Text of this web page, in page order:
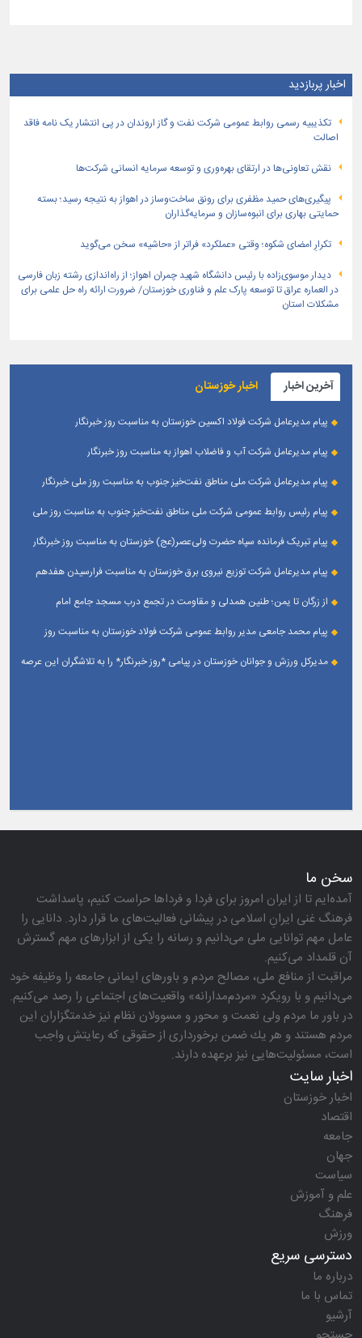
اخبار پربازدید
تكذیبیه رسمی روابط عمومی شركت نفت و گاز اروندان در پی انتشار یک نامه فاقد
اصالت
نقش تعاونی‌ها در ارتقای بهره‌وری و توسعه سرمایه انسانی شرکت‌ها
پیگیری‌های حمید مظفری برای رونق ساخت‌وساز در اهواز به نتیجه رسید؛ بسته
حمایتی بهاری برای انبوه‌سازان و سرمایه‌گذاران
تکرارِ امضای شکوه؛ وقتی «عملکرد» فراتر از «حاشیه» سخن می‌گوید
دیدار موسوی‌زاده با رئیس دانشگاه شهید چمران اهواز؛ از راه‌اندازی رشته زبان فارسی
در العماره عراق تا توسعه پارک علم و فناوری خوزستان/ ضرورت ارائه راه حل علمی برای
مشکلات استان
آخرین اخبار اخبار خوزستان
پیام مدیرعامل شرکت فولاد اکسین خوزستان به مناسبت روز خبرنگار
پیام مدیرعامل شرکت آب و فاضلاب اهواز به مناسبت روز خبرنگار
پیام مدیرعامل شركت ملی مناطق نفت‌خیز جنوب به مناسبت روز ملی خبرنگار
پیام رئیس روابط عمومی شركت ملی مناطق نفت‌خیز جنوب به مناسبت روز ملی
پیام تبریک فرمانده سپاه حضرت ولی‌عصر(عج) خوزستان به مناسبت روز خبرنگار
پیام مدیرعامل شرکت توزیع نیروی برق خوزستان به مناسبت فرارسیدن هفدهم
از زرگان تا یمن؛ طنین همدلی و مقاومت در تجمع درب مسجد جامع امام
پیام محمد جامعی مدیر روابط عمومی شرکت فولاد خوزستان به مناسبت روز
مدیرکل ورزش و جوانان خوزستان در پیامی *روز خبرنگار* را به تلاشگران این عرصه
سخن ما
آمده‌ایم تا از ایران امروز برای فردا و فرداها حراست كنیم، پاسداشت
فرهنگ غنی ایرانِ اسلامی در پیشانی فعالیت‌های ما قرار دارد. دانایی را
عامل مهم توانایی ملی می‌دانیم و رسانه را یكی از ابزارهای مهم گسترش
آن قلمداد می‌كنیم.
مراقبت از منافع ملی، مصالح مردم و باورهای ایمانی جامعه را وظیفه خود
می‌دانیم و با رویكرد «مردم‌مدارانه‌» واقعیت‌های اجتماعی را رصد می‌كنیم.
در باور ما مردم ولی نعمت و محور و مسوولان نظام نیز خدمتگزاران این
مردم هستند و هر یك ضمن برخورداری از حقوقی كه رعایتش واجب
است، مسئولیت‌هایی نیز برعهده دارند.
اخبار سایت
اخبار خوزستان
اقتصاد
جامعه
جهان
سیاست
علم و آموزش
فرهنگ
ورزش
دسترسی سریع
درباره ما
تماس با ما
آرشیو